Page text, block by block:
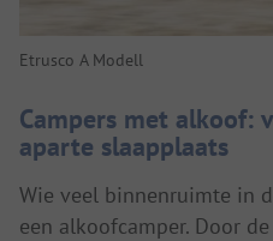
Etrusco A Modell
Campers met alkoof:
aparte slaapplaats
Wie veel binnenruimte in
een alkoofcamper. Door